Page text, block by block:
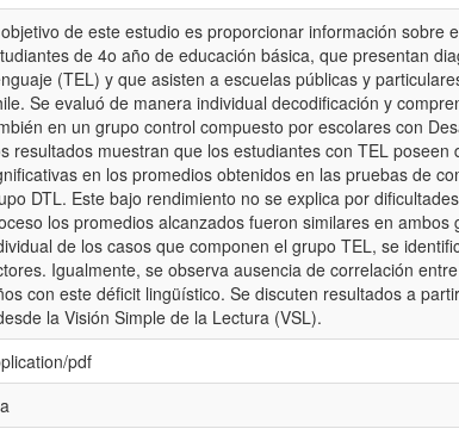
de este estudio es proporcionar información sobre
de 4o año de educación básica, que presentan
(TEL) y que asisten a escuelas públicas y
Se evaluó de manera individual decodificación y
en un grupo control compuesto por escolares con
resultados muestran que los estudiantes con TEL poseen
en los promedios obtenidos en las pruebas de
DTL. Este bajo rendimiento no se explica por
los promedios alcanzados fueron similares en
de los casos que componen el grupo TEL, se
Igualmente, se observa ausencia de correlación
con este déficit lingüístico. Se discuten resultados a
la Visión Simple de la Lectura (VSL).
pdf